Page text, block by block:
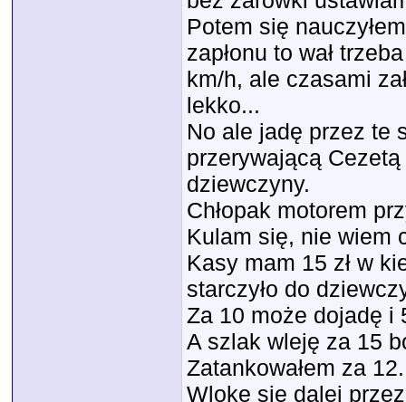
Potem się
zapłonu to wał
km/h, ale czasami
lekko...
No ale jadę przez te
przerywającą
dziewczyny.
Chłopak motorem
Kulam się, nie wiem
Kasy mam 15 zł w
starczyło do
Za 10 może dojadę i
A szlak wleję za 15
Zatankowałem za 12.
Wlokę się dalej